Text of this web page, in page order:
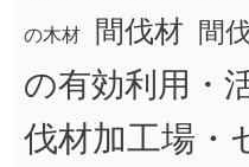
の木材 間伐材 間
の有効利用・
伐材加工場・